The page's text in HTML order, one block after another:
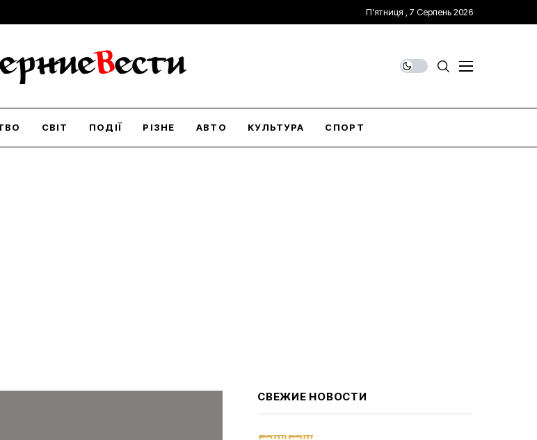
П’ятниця , 7 Серпень 2026
СВІТ ПОДІЇ РІЗНЕ АВТО КУЛЬТУРА СПОРТ
СВЕЖИЕ НОВОСТИ